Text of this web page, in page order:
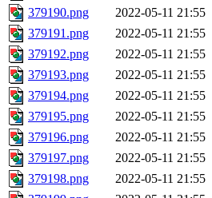
379190.png
2022-05-11 21:55
379191.png
2022-05-11 21:55
379192.png
2022-05-11 21:55
379193.png
2022-05-11 21:55
379194.png
2022-05-11 21:55
379195.png
2022-05-11 21:55
379196.png
2022-05-11 21:55
379197.png
2022-05-11 21:55
379198.png
2022-05-11 21:55